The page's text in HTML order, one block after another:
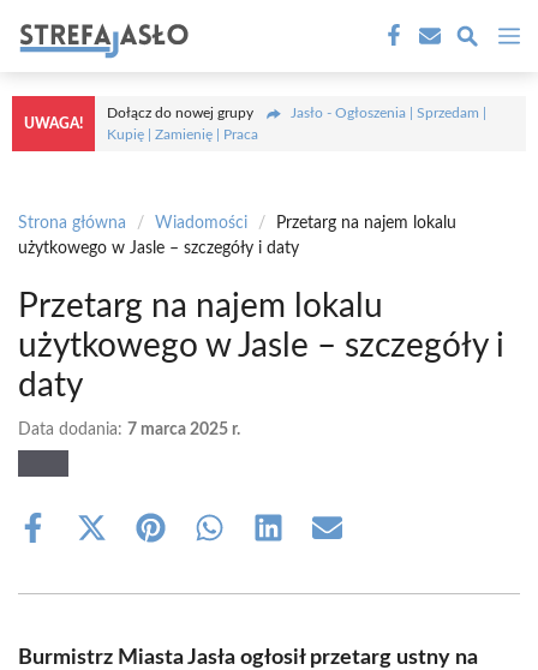
treści
UWAGA!
Dołącz do nowej grupy
Jasło - Ogłoszenia | Sprzedam |
Kupię | Zamienię | Praca
Strona główna / Wiadomości /
Przetarg na najem lokalu
użytkowego w Jasle – szczegóły i daty
Przetarg na najem lokalu
użytkowego w Jasle – szczegóły i
daty
Data dodania: 7 marca 2025 r.
Share
Share
(Twitter)
Share Share Share Share
Burmistrz Miasta Jasła ogłosił przetarg ustny na